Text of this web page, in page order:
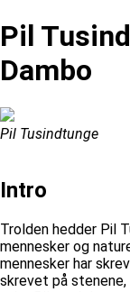
Pil
Dambo
Pil Tusindtunge
Intro
Trolden hedder Pil
mennesker og
mennesker har
skrevet på stenene,